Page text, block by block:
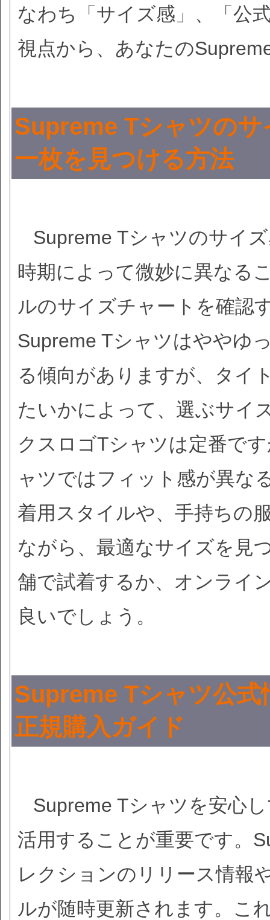
なわち「サイズ感」、「公
視点から、あなたの
Supreme Tシャツの
一枚を見つける方法
Supreme Tシャツのサイ
時期によって微妙に異なる
ルのサイズチャートを確認
Supreme Tシャツはややゆ
る傾向がありますが、タイ
たいかによって、選ぶサイ
クスロゴTシャツは定番で
ャツではフィット感が異な
着用スタイルや、手持ちの
ながら、最適なサイズを見
舗で試着するか、オンライ
良いでしょう。
Supreme Tシャツ公
正規購入ガイド
Supreme Tシャツを安心
活用することが重要です。
レクションのリリース情報
ルが随時更新されます。こ